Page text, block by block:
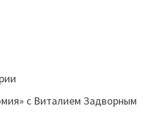
с Виталием Задворным